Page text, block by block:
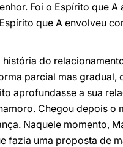
Foi o Espírito que
que A envolveu
do
parcial mas
aprofundasse a sua
Chegou depois
Naquele momento,
fazia uma proposta de